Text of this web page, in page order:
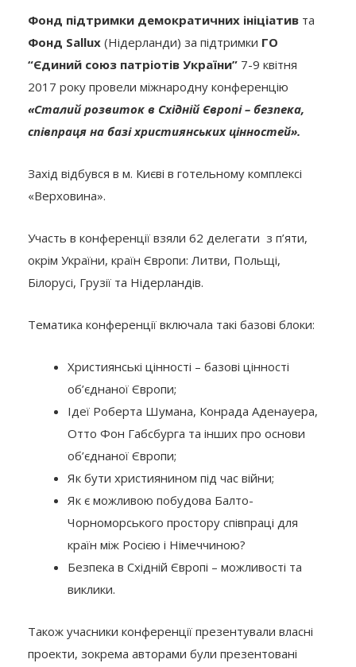
Фонд підтримки демократичних ініціатив та
Фонд Sallux (Нідерланди) за підтримки ГО
“Єдиний союз патріотів України” 7-9 квітня
2017 року провели міжнародну конференцію
«Сталий розвиток в Східній Європі – безпека,
співпраця на базі християнських цінностей».
Захід відбувся в м. Києві в готельному комплексі
«Верховина».
Участь в конференції взяли 62 делегати з п’яти,
окрім України, країн Європи: Литви, Польщі,
Білорусі, Грузії та Нідерландів.
Тематика конференції включала такі базові блоки:
Християнські цінності – базові цінності
об’єднаної Європи;
Ідеї Роберта Шумана, Конрада Аденауера,
Отто Фон Габсбурга та інших про основи
об’єднаної Європи;
Як бути християнином під час війни;
Як є можливою побудова Балто-
Чорноморського простору співпраці для
країн між Росією і Німеччиною?
Безпека в Східній Європі – можливості та
виклики.
Також учасники конференції презентували власні
проекти, зокрема авторами були презентовані